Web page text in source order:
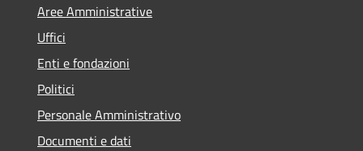
Aree Amministrative
Uffici
Enti e fondazioni
Politici
Personale Amministrativo
Documenti e dati